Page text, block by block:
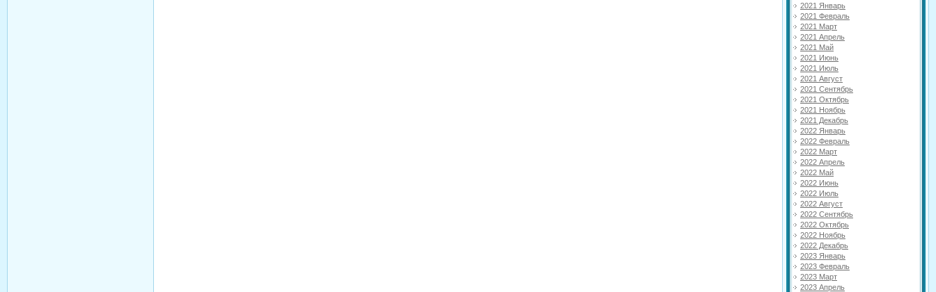
2021 Январь
2021 Февраль
2021 Март
2021 Апрель
2021 Май
2021 Июнь
2021 Июль
2021 Август
2021 Сентябрь
2021 Октябрь
2021 Ноябрь
2021 Декабрь
2022 Январь
2022 Февраль
2022 Март
2022 Апрель
2022 Май
2022 Июнь
2022 Июль
2022 Август
2022 Сентябрь
2022 Октябрь
2022 Ноябрь
2022 Декабрь
2023 Январь
2023 Февраль
2023 Март
2023 Апрель